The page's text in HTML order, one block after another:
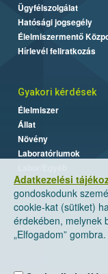
Adatkezelési
gondoskodunk
cookie-kat (sütiket)
érdekében, melynek
„Elfogadom” gombra.
Ügyfélszolgálat
Hatósági jogsegély
Élelmiszermentő
Hírlevél feliratkozás
Gyakori kérdések
Élelmiszer
Állat
Növény
Laboratóriumok